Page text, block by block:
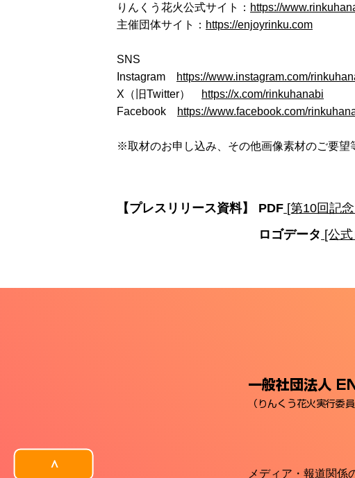
りんくう花火公式サイト： https://
主催団体サイト： https://enjoyrinku.com
SNS
Instagram
https://www.instagram.com/
X（旧Twitter）
https://x.com/rinkuhanabi
Facebook
https://www.facebook.com/
※取材のお申し込み、その他画像素材のご要望
【プレスリリース資料】 PDF [第10回記
ロゴデータ [公
一般社団法人
（りんくう花火実行委員
メディア・報道関係
＞